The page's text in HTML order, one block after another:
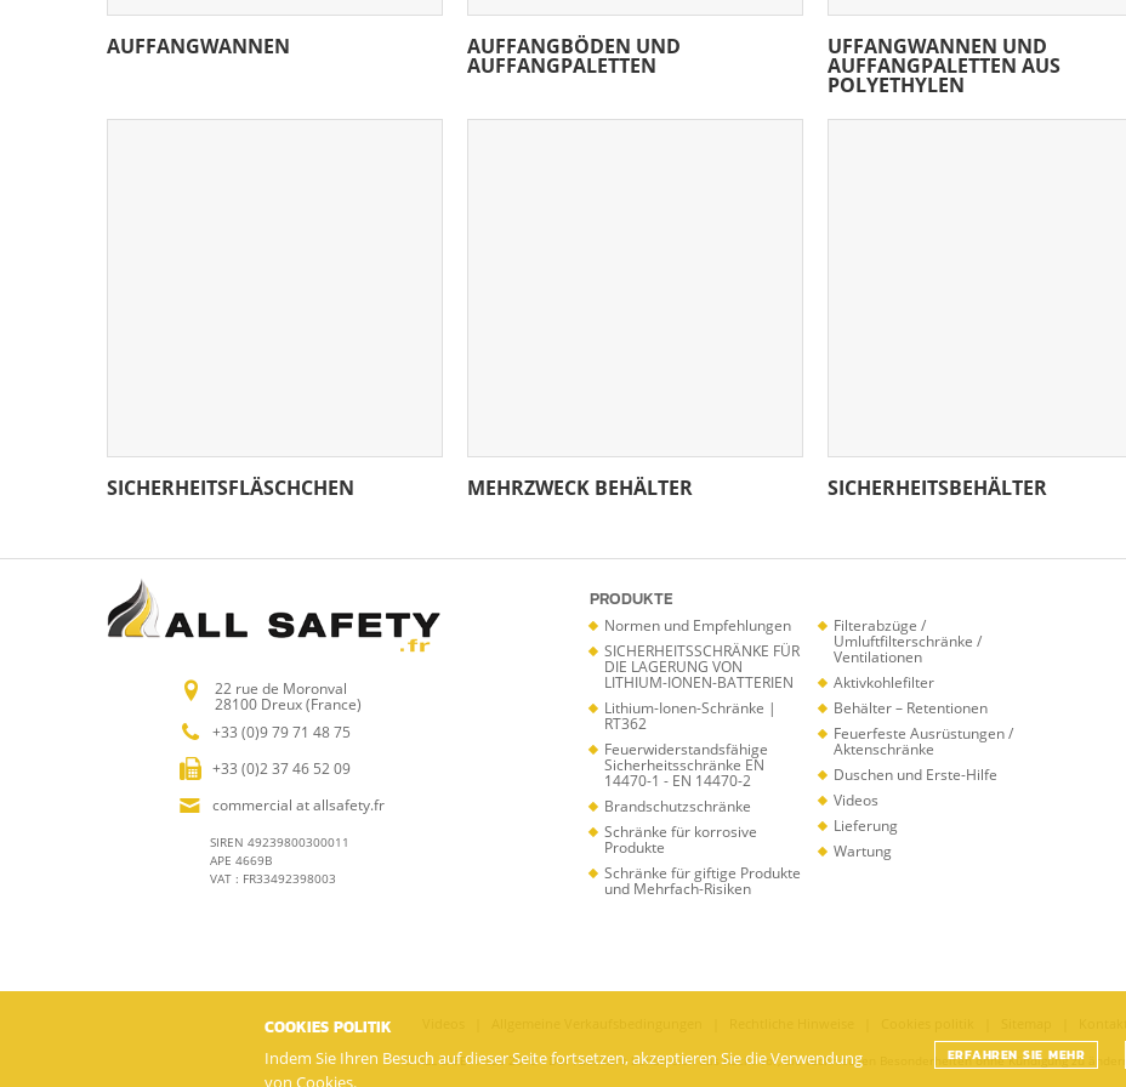
AUFFANGWANNEN AUFFANGBÖDEN UND
AUFFANGPALETTEN
UFFANGWANNEN UND
AUFFANGPALETTEN AUS
POLYETHYLEN
SICHERHEITSFLÄSCHCHEN MEHRZWECK BEHÄLTER SICHERHEITSBEHÄLTER
PRODUKTE
Normen und Empfehlungen
SICHERHEITSSCHRÄNKE FÜR
DIE LAGERUNG VON
LITHIUM-IONEN-BATTERIEN
Lithium-Ionen-Schränke |
RT362
Feuerwiderstandsfähige
Sicherheitsschränke EN
14470-1 - EN 14470-2
Brandschutzschränke
Schränke für korrosive
Produkte
Schränke für giftige Produkte
und Mehrfach-Risiken
Filterabzüge /
Umluftfilterschränke /
Ventilationen
Aktivkohlefilter
Behälter – Retentionen
Feuerfeste Ausrüstungen /
Aktenschränke
Duschen und Erste-Hilfe
Videos
Lieferung
Wartung
22 rue de Moronval
28100 Dreux (France)
+33 (0)9 79 71 48 75
+33 (0)2 37 46 52 09
commercial at allsafety.fr
SIREN 49239800300011
APE 4669B
VAT : FR33492398003
© ALL SAFETY sas 2018 - Der Fabrikant behält sich das Recht vor, die technischen Besonderheiten ohne Kündigung zu ändern
COOKIES POLITIK
Indem Sie Ihren Besuch auf dieser Seite fortsetzen, akzeptieren Sie die Verwendung
von Cookies.
ERFAHREN SIE MEHR